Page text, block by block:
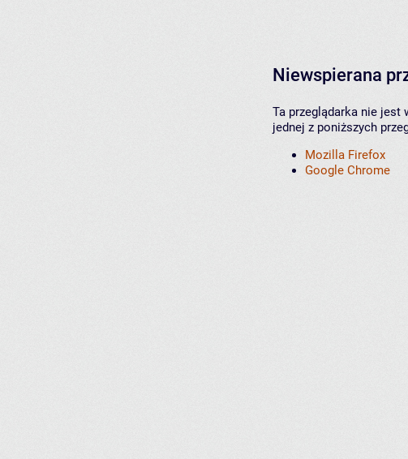
Niewspierana
Ta przeglądarka nie jest
jednej z poniższych
Mozilla Firefox
Google Chrome